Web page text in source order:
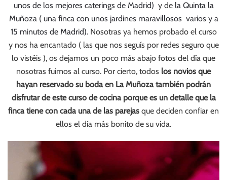
unos de los mejores caterings de Madrid) y de la Quinta la
Muñoza ( una finca con unos jardines maravillosos varios y a
15 minutos de Madrid).Nosotras ya hemos probado el curso
y nos ha encantado ( las que nos seguís por redes seguro que
lo vistéis ), os dejamos un poco más abajo fotos del día que
nosotras fuimos al curso. Por cierto, todos los novios que
hayan reservado su boda en La Muñoza también podrán
disfrutar de este curso de cocina porque es un detalle que la
finca tiene con cada una de las parejas que deciden confiar en
ellos el día más bonito de su vida.